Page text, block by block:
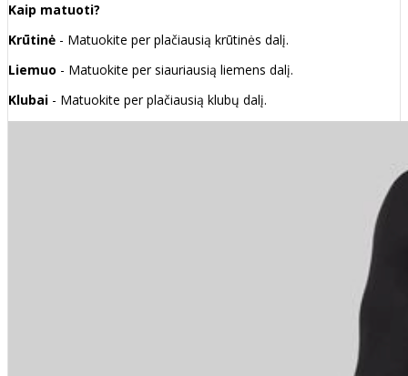
Kaip matuoti?
Krūtinė - Matuokite per plačiausią krūtinės dalį.
Liemuo - Matuokite per siauriausią liemens dalį.
Klubai - Matuokite per plačiausią klubų dalį.